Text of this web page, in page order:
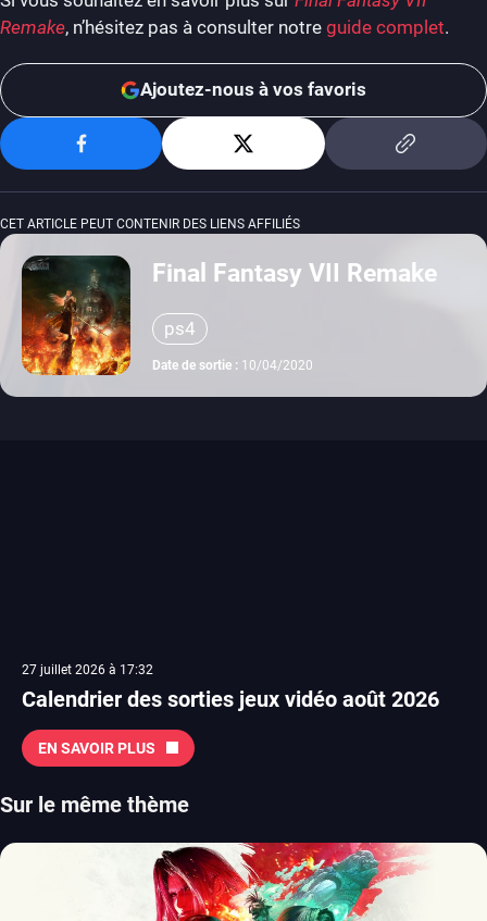
Remake, n’hésitez pas à consulter notre guide complet.
Ajoutez-nous à vos favoris
CET ARTICLE PEUT CONTENIR DES LIENS AFFILIÉS
Final Fantasy VII Remake
ps4
Date de sortie : 10/04/2020
27 juillet 2026 à 17:32
Calendrier des sorties jeux vidéo août 2026
EN SAVOIR PLUS
Sur le même thème